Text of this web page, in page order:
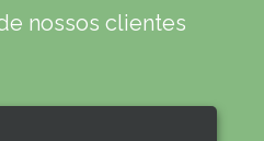
nossos clientes